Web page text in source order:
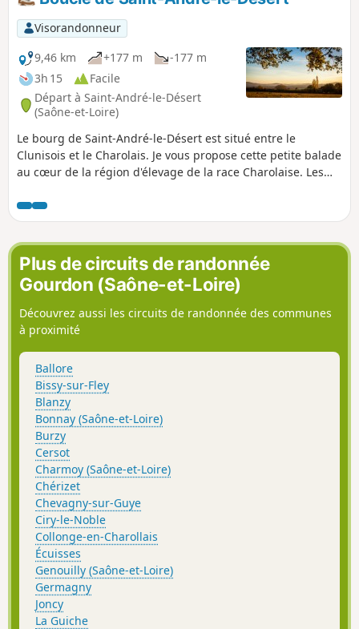
Visorandonneur
9,46 km
+177 m
-177 m
3h 15
Facile
Départ à Saint-André-le-Désert
(Saône-et-Loire)
Le bourg de Saint-André-le-Désert est situé entre le
Clunisois et le Charolais. Je vous propose cette petite balade
au cœur de la région d'élevage de la race Charolaise. Les
bocages. Vous traverserez des petits hameaux aux maisons
de pierres et des lieux chargés d'histoire. À faire en famille.
Plus de circuits de randonnée
Gourdon (Saône-et-Loire)
Découvrez aussi les circuits de randonnée des communes
à proximité
Ballore
Bissy-sur-Fley
Blanzy
Bonnay (Saône-et-Loire)
Burzy
Cersot
Charmoy (Saône-et-Loire)
Chérizet
Chevagny-sur-Guye
Ciry-le-Noble
Collonge-en-Charollais
Écuisses
Genouilly (Saône-et-Loire)
Germagny
Joncy
La Guiche